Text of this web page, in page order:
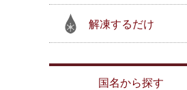
解凍するだけ
国名から探す